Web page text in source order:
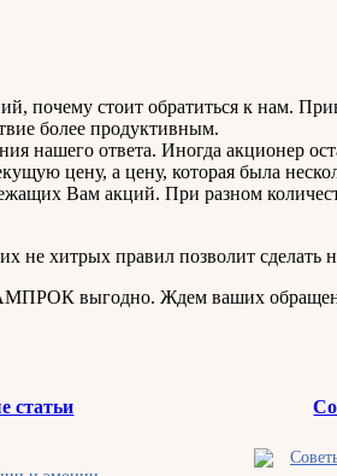
почему стоит обратиться к нам.
более продуктивным.
нашего ответа. Иногда акционер
цену, а цену, которая была
Вам акций. При разном
не хитрых правил позволит
выгодно. Ждем ваших
статьи